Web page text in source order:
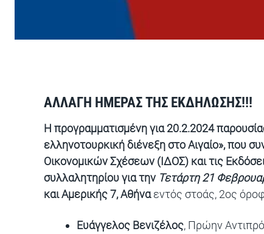
ΑΛΛΑΓΗ ΗΜΕΡΑΣ ΤΗΣ ΕΚΔΗΛΩΣΗΣ!!!
Η προγραμματισμένη για 20.2.2024
ελληνοτουρκική διένεξη στο Αιγαίο», που
Οικονομικών Σχέσεων(ΙΔΟΣ) και τις
συλλαλητηρίου για τηνΤετάρτη 21
και Αμερικής 7, Αθήναεντός στοάς, 2ος
Ευάγγελος Βενιζέλος, Πρώην